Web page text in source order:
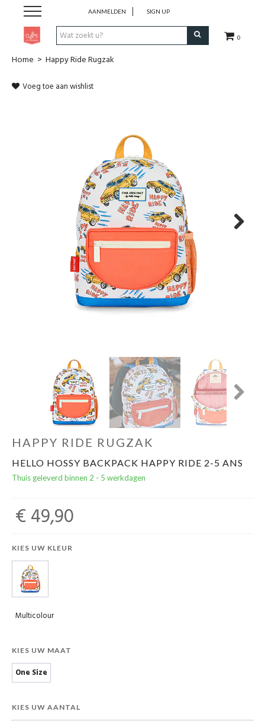
0
AANMELDEN SIGN UP
Pen & Papier
School & Travel
Cadeaubon
Acties en events
Home > Happy Ride Rugzak
Voeg toe aan wishlist
HAPPY RIDE RUGZAK
HELLO HOSSY BACKPACK HAPPY RIDE 2-5 ANS
Thuis geleverd binnen 2 - 5 werkdagen
€ 49,90
KIES UW KLEUR
Multicolour
KIES UW MAAT
One Size
KIES UW AANTAL